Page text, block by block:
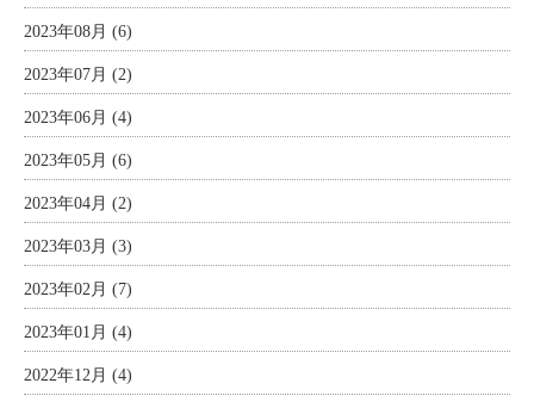
2023年08月 (6)
2023年07月 (2)
2023年06月 (4)
2023年05月 (6)
2023年04月 (2)
2023年03月 (3)
2023年02月 (7)
2023年01月 (4)
2022年12月 (4)